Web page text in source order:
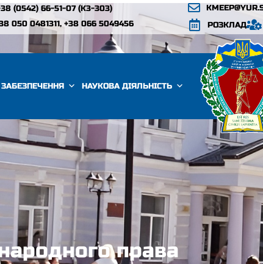
(0542) 66-51-07 (К3-303)
050 0481311, +38 066 5049456
РОЗКЛАД
НАУКОВА ДІЯЛЬНІСТЬ
права